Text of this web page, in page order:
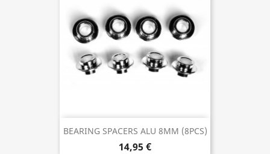
BEARING SPACERS ALU 8MM (8PCS)
14,95 €